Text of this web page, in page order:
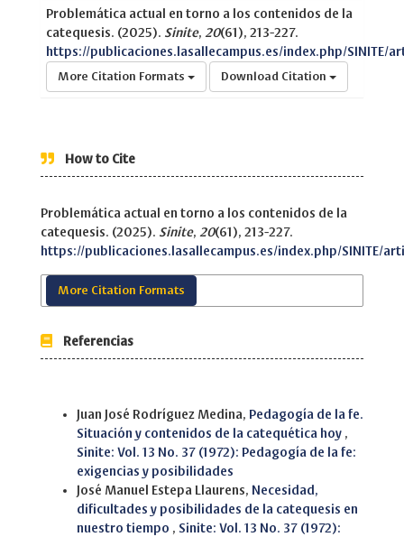
Problemática actual en torno a los contenidos de la
catequesis. (2025). Sinite, 20(61), 213-227.
https://publicaciones.lasallecampus.es/index.php/SINITE/
More Citation Formats Download Citation
How to Cite
Problemática actual en torno a los contenidos de la
catequesis. (2025). Sinite, 20(61), 213-227.
https://publicaciones.lasallecampus.es/index.php/SINITE/
More Citation Formats
Referencias
Juan José Rodríguez Medina, Pedagogía de la fe.
Situación y contenidos de la catequética hoy ,
Sinite: Vol. 13 No. 37 (1972): Pedagogía de la fe:
exigencias y posibilidades
José Manuel Estepa Llaurens, Necesidad,
dificultades y posibilidades de la catequesis en
nuestro tiempo , Sinite: Vol. 13 No. 37 (1972):